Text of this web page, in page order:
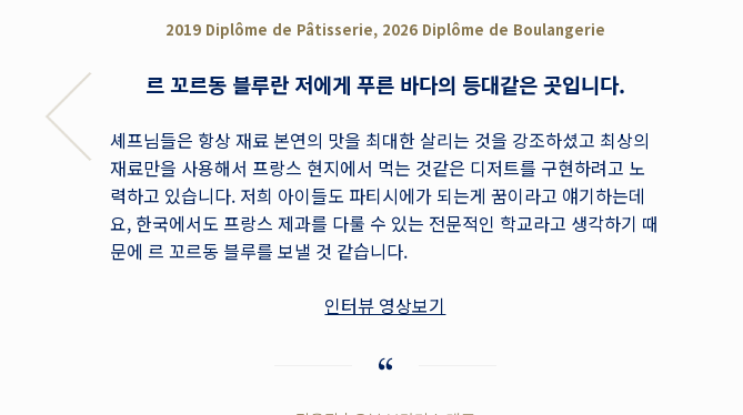
2019 Diplôme de Pâtisserie, 2026 Diplôme de Boulangerie
르 꼬르동 블루란 저에게 푸른 바다의 등대같은 곳입니다.
셰프님들은 항상 재료 본연의 맛을 최대한 살리는 것을 강조하셨고 최상의
재료만을 사용해서 프랑스 현지에서 먹는 것같은 디저트를 구현하려고 노
력하고 있습니다. 저희 아이들도 파티시에가 되는게 꿈이라고 얘기하는데
요, 한국에서도 프랑스 제과를 다룰 수 있는 전문적인 학교라고 생각하기 때
문에 르 꼬르동 블루를 보낼 것 같습니다.
인터뷰 영상보기